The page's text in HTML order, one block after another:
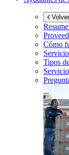
Cómo
Tipos